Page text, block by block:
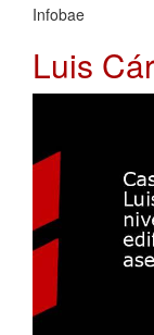
Infobae
Luis